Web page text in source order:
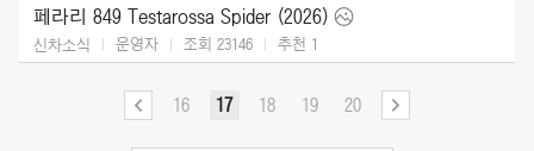
페라리 849 Testarossa Spider (2026)
신차소식 운영자 조회 23146 추천 1
16 17 18 19 20